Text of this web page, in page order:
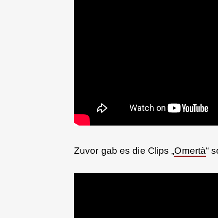
Zuvor gab es die Clips „Omertà“